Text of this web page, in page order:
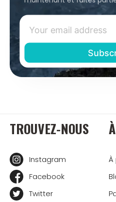
TROUVEZ-NOUS
Instagram
Facebook
Twitter
À